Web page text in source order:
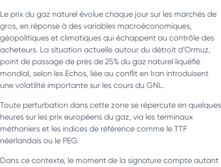
Le prix du gaz naturel évolue chaque jour sur les marchés de
gros, en réponse à des variables macroéconomiques,
géopolitiques et climatiques qui échappent au contrôle des
acheteurs. La situation actuelle autour du détroit d’Ormuz,
point de passage de près de 25% du gaz naturel liquéfié
mondial, selon les Echos, liée au conflit en Iran introduisent
une volatilité importante sur les cours du GNL.
Toute perturbation dans cette zone se répercute en quelques
heures sur les prix européens du gaz, via les terminaux
méthaniers et les indices de référence comme le TTF
néerlandais ou le PEG.
Dans ce contexte, le moment de la signature compte autant